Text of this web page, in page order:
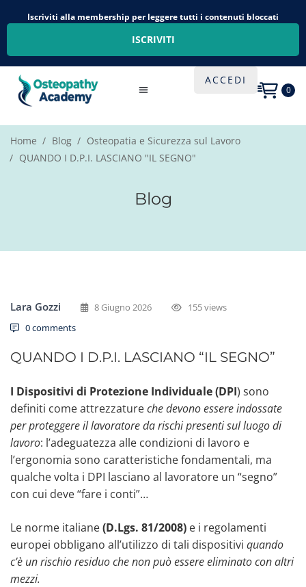
Iscriviti alla membership per leggere tutti i contenuti bloccati
ISCRIVITI
0
ACCEDI
Home Blog
Osteopatia e Sicurezza sul Lavoro
QUANDO I D.P.I. LASCIANO "IL SEGNO"
Blog
Lara Gozzi 8 Giugno 2026
155 views
0 comments
QUANDO I D.P.I. LASCIANO “IL SEGNO”
I Dispositivi di Protezione Individuale (DPI) sono
definiti come attrezzatureche devono essere indossate
per proteggere il lavoratore da rischipresenti sul luogo di
lavoro: l’adeguatezza alle condizioni di lavoro e
l’ergonomia sono caratteristiche fondamentali, ma
qualche volta i DPI lasciano al lavoratore un “segno”
con cui deve “fare i conti”…
Le norme italiane(D.Lgs. 81/2008) e i regolamenti
europei obbligano all’utilizzo di tali dispositivi quando
c’è un rischio residuo che non può essere eliminato con altri
mezzi.